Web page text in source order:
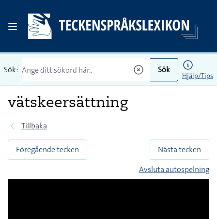
Sök: Sök
Hjälp/Tips
vätskeersättning
Tillbaka
Föregående tecken
Nästa tecken
Avsluta autospelning